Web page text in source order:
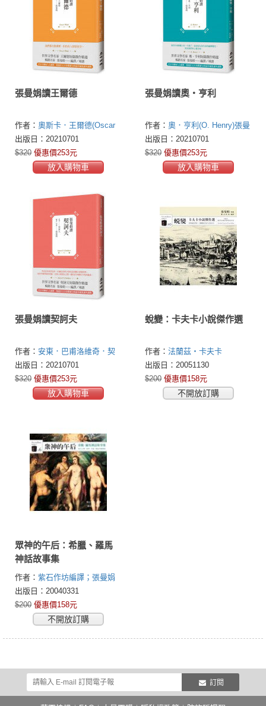
張曼娟讀王爾德
作者： 奧斯卡．王爾德(Oscar
Wild)張曼娟
出版日：20210701
$320 優惠價253元
放入購物車
張曼娟讀奧‧亨利
作者： 奧．亨利(O. Henry)張曼
娟
出版日：20210701
$320 優惠價253元
放入購物車
張曼娟讀契訶夫
作者： 安東．巴甫洛維奇．契
訶夫(Антон Павлович
Чехов,1860-1904)
出版日：20210701
$320 優惠價253元
放入購物車
蛻變：卡夫卡小說傑作選
作者： 法蘭茲‧卡夫卡
出版日：20051130
$200 優惠價158元
不開放訂購
眾神的午后：希臘、羅馬
神話故事集
作者： 紫石作坊編譯；張曼娟
導讀
出版日：20040331
$200 優惠價158元
不開放訂購
訂閱